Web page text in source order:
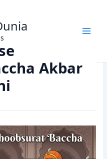
Akbar Birbal Ki Kahani
Akbar